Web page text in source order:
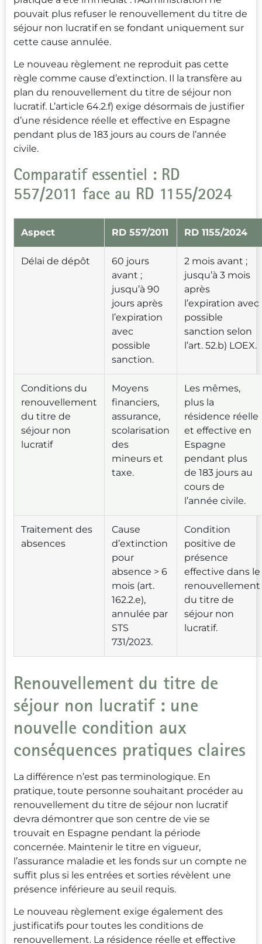
pouvait plus refuser le renouvellement du titre de
séjour non lucratif en se fondant uniquement sur
cette cause annulée.
Le nouveau règlement ne reproduit pas cette
règle comme cause d’extinction. Il la transfère au
plan du renouvellement du titre de séjour non
lucratif. L’article 64.2.f) exige désormais de justifier
d’une résidence réelle et effective en Espagne
pendant plus de 183 jours au cours de l’année
civile.
Comparatif essentiel : RD
557/2011 face au RD 1155/2024
Aspect RD 557/2011 RD 1155/2024
Délai de dépôt
60 jours
avant ;
jusqu’à 90
jours après
l’expiration
avec
possible
sanction.
2 mois avant ;
jusqu’à 3 mois
après
l’expiration avec
possible
sanction selon
l’art. 52.b) LOEX.
Conditions du
renouvellement
du titre de
séjour non
lucratif
Moyens
financiers,
assurance,
scolarisation
des
mineurs et
taxe.
Les mêmes,
plus la
résidence réelle
et effective en
Espagne
pendant plus
de 183 jours au
cours de
l’année civile.
Traitement des
absences
Cause
d’extinction
pour
absence > 6
mois (art.
162.2.e),
annulée par
STS
731/2023.
Condition
positive de
présence
effective dans le
renouvellement
du titre de
séjour non
lucratif.
Renouvellement du titre de
séjour non lucratif : une
nouvelle condition aux
conséquences pratiques claires
La différence n’est pas terminologique. En
pratique, toute personne souhaitant procéder au
renouvellement du titre de séjour non lucratif
devra démontrer que son centre de vie se
trouvait en Espagne pendant la période
concernée. Maintenir le titre en vigueur,
l’assurance maladie et les fonds sur un compte ne
suffit plus si les entrées et sorties révèlent une
présence inférieure au seuil requis.
Le nouveau règlement exige également des
justificatifs pour toutes les conditions de
renouvellement. La résidence réelle et effective